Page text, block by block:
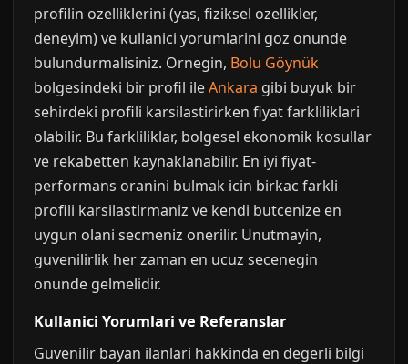
profilin ozelliklerini (yas, fiziksel ozellikler,
deneyim) ve kullanici yorumlarini goz onunde
bulundurmalisiniz. Ornegin, Bolu Göynük
bolgesindeki bir profil ileAnkara gibi buyuk bir
sehirdeki profili karsilastirirken fiyat farkliliklari
olabilir. Bu farkliliklar, bolgesel ekonomik kosullar
ve rekabetten kaynaklanabilir. En iyi fiyat-
performans oranini bulmak icin birkac farkli
profili karsilastirmaniz ve kendi butcenize en
uygun olani secmeniz onerilir. Unutmayin,
guvenilirlik her zaman en ucuz secenegin
onunde gelmelidir.
Kullanici Yorumlari ve Referanslar
Guvenilir bayan ilanlari hakkinda en degerli bilgi